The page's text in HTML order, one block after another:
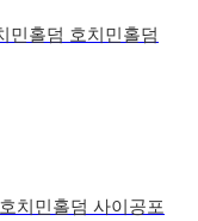
홀덤 호치민홀덤
치민홀덤 사이공포